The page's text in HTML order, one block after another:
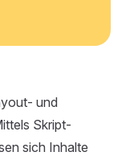
und
Skript-
sich Inhalte